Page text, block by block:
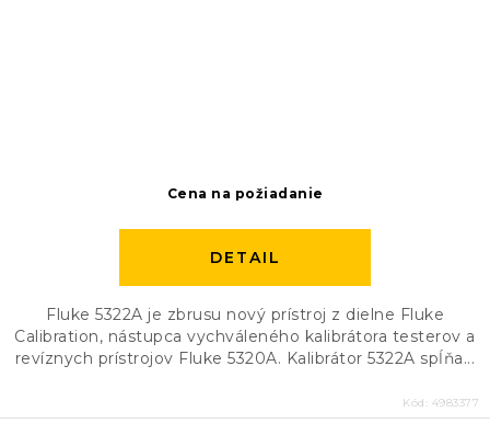
Cena na požiadanie
DETAIL
Fluke 5322A je zbrusu nový prístroj z dielne Fluke
Calibration, nástupca vychváleného kalibrátora testerov a
revíznych prístrojov Fluke 5320A. Kalibrátor 5322A spĺňa...
Kód: 4983377